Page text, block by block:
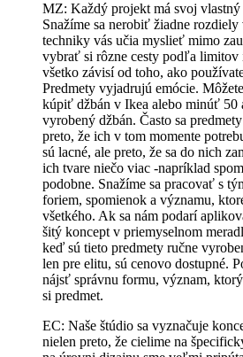
MZ: Každý projekt má svoj vlastný
Snažíme sa nerobiť žiadne
techniky vás učia myslieť mimo
vybrať si rôzne cesty podľa limitov
všetko závisí od toho, ako
Predmety vyjadrujú emócie.
kúpiť džbán v Ikea alebo minúť 50
vyrobený džbán. Často sa
preto, že ich v tom momente
sú lacné, ale preto, že sa do nich
ich tvare niečo viac -napríklad
podobne. Snažíme sa pracovať s
foriem, spomienok a významu,
všetkého. Ak sa nám podarí
šitý koncept v priemyselnom
keď sú tieto predmety ručne
len pre elitu, sú cenovo dostupné.
nájsť správnu formu, význam,
si predmet.
EC: Naše štúdio sa vyznačuje
nielen preto, že cielime na